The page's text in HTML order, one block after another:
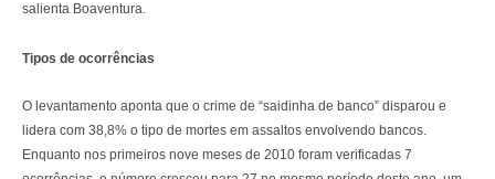
salienta Boaventura.
Tipos de ocorrências
O levantamento aponta que o crime de “saidinha de banco” disparou e
lidera com 38,8% o tipo de mortes em assaltos envolvendo bancos.
Enquanto nos primeiros nove meses de 2010 foram verificadas 7